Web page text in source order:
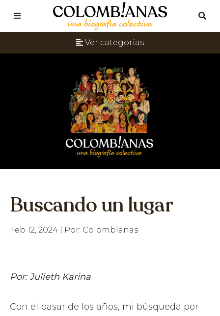
Ver categorías
Buscando un lugar
Feb 12, 2024 | Por: Colombianas
Por: Julieth Karina
Con el pasar de los años, mi búsqueda por